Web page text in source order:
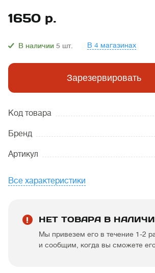
1650 р.
В наличии 5 шт. В 4 магазинах
Зарезервировать
Код товара
Бренд
Артикул
Все характеристики
НЕТ ТОВАРА В
Мы привезем его в течение 1-2
и сообщим, когда вы сможете